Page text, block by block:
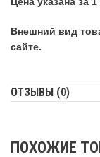
Внешний вид
сайте.
ОТЗЫВЫ (0)
ПОХОЖИЕ